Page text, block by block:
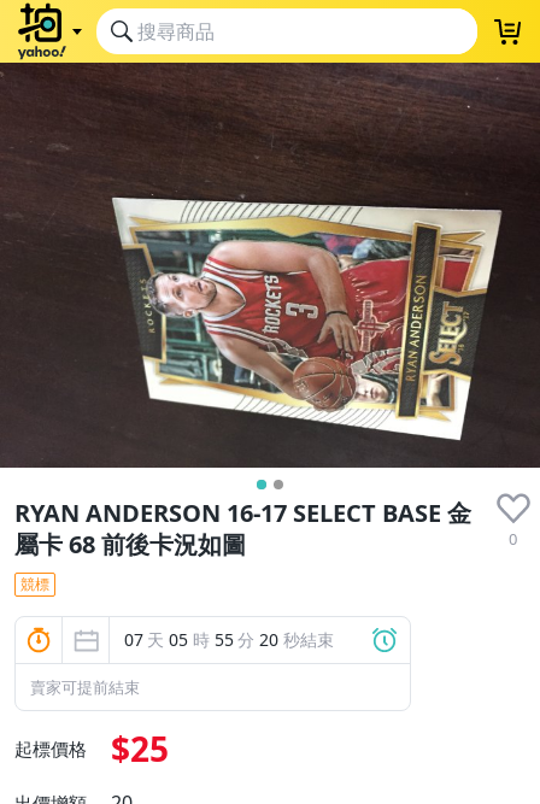
RYAN ANDERSON 16-17 SELECT BASE 金
屬卡 68 前後卡況如圖
0
競標
07 天 05 時 55分 19 秒結束
賣家可提前結束
起標價格 $25